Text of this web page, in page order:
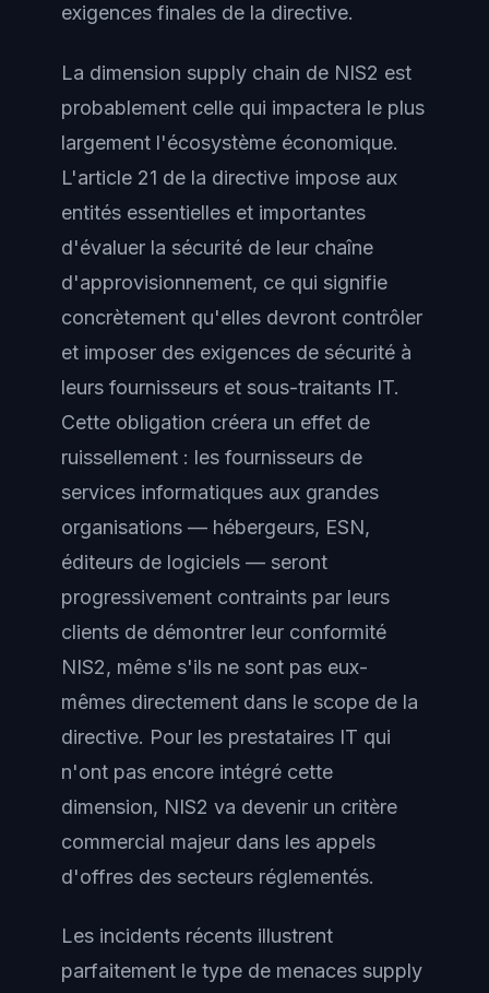
exigences finales de la directive.
La dimension supply chain de NIS2 est
probablement celle qui impactera le plus
largement l'écosystème économique.
L'article 21 de la directive impose aux
entités essentielles et importantes
d'évaluer la sécurité de leur chaîne
d'approvisionnement, ce qui signifie
concrètement qu'elles devront contrôler
et imposer des exigences de sécurité à
leurs fournisseurs et sous-traitants IT.
Cette obligation créera un effet de
ruissellement : les fournisseurs de
services informatiques aux grandes
organisations — hébergeurs, ESN,
éditeurs de logiciels — seront
progressivement contraints par leurs
clients de démontrer leur conformité
NIS2, même s'ils ne sont pas eux-
mêmes directement dans le scope de la
directive. Pour les prestataires IT qui
n'ont pas encore intégré cette
dimension, NIS2 va devenir un critère
commercial majeur dans les appels
d'offres des secteurs réglementés.
Les incidents récents illustrent
parfaitement le type de menaces supply